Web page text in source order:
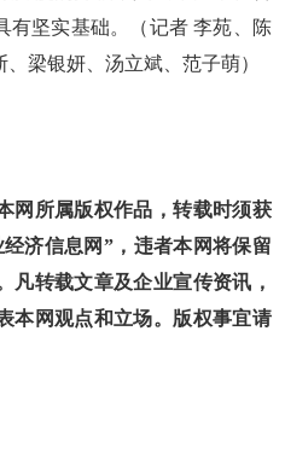
有坚实基础。（记者 李苑、陈
梁银妍、汤立斌、范子萌）
所属版权作品，转载时须获
济信息网”，违者本网将保留
凡转载文章及企业宣传资讯，
本网观点和立场。版权事宜请